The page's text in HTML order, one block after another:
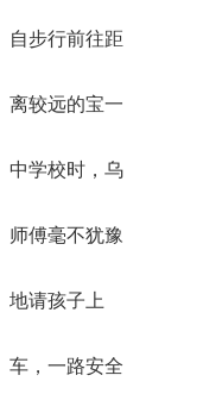
自步行前往距
离较远的宝一
中学校时，乌
师傅毫不犹豫
地请孩子上
车，一路安全